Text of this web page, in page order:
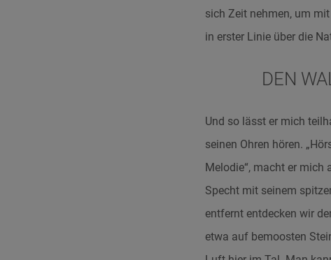
sich Zeit nehmen, um
in erster Linie über die
DEN
Und so lässt er mich
seinen Ohren hören.
Melodie“, macht er mich
Specht mit seinem
entfernt entdecken wir
etwa auf bemoosten